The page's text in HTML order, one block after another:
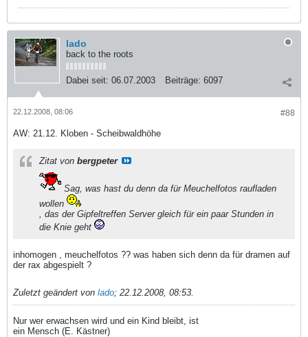
lado
back to the roots
Dabei seit: 06.07.2003 Beiträge: 6097
#88
22.12.2008, 08:06
AW: 21.12. Kloben - Scheibwaldhöhe
Zitat von bergpeter
Sag, was hast du denn da für Meuchelfotos raufladen
wollen
, das der Gipfeltreffen Server gleich für ein paar Stunden in
die Knie geht
inhomogen , meuchelfotos ?? was haben sich denn da für dramen auf
der rax abgespielt ?
Zuletzt geändert von lado; 22.12.2008, 08:53.
Nur wer erwachsen wird und ein Kind bleibt, ist
ein Mensch (E. Kästner)